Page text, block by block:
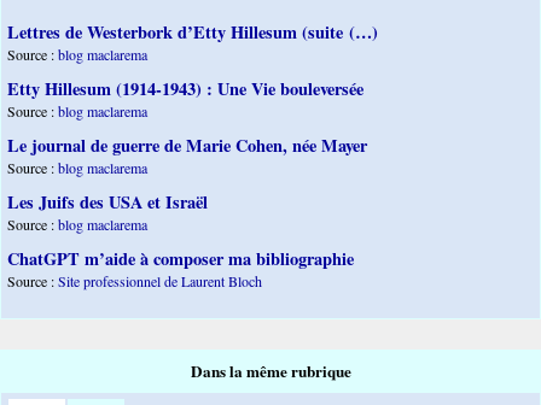
Lettres de Westerbork d’Etty Hillesum (suite (…)
Source :blog maclarema
Etty Hillesum (1914-1943) : Une Vie bouleversée
Source :blog maclarema
Le journal de guerre de Marie Cohen, née Mayer
Source :blog maclarema
Les Juifs des USA et Israël
Source :blog maclarema
ChatGPT m’aide à composer ma bibliographie
Source :Site professionnel de Laurent Bloch
Dans la même rubrique